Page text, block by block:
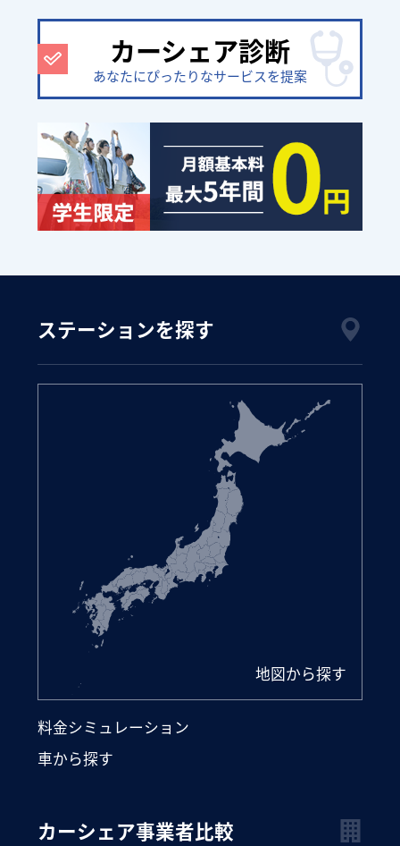
カーシェア診断
あなたにぴったりなサービスを提案
ステーションを探す
地図から探す
料金シミュレーション
車から探す
カーシェア事業者比較